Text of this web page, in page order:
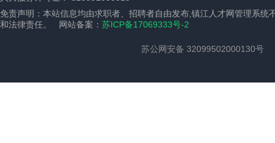
免责声明：本站信息均由求职者、招聘者自由发布,镇江人才网管理系
和法律责任。 网站备案： 苏ICP备17069333号-2
苏公网安备 32099502000130号